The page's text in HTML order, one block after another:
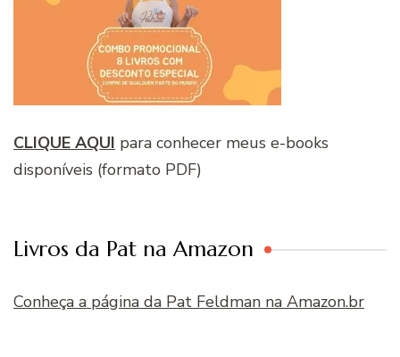
CLIQUE AQUI para conhecer meus e-books
disponíveis (formato PDF)
Livros da Pat na Amazon
Conheça a página da Pat Feldman na Amazon.br